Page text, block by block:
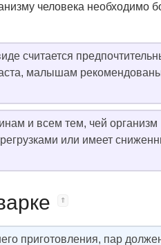
человека необходимо
считается
малышам
и всем тем, чей организм
или имеет
приготовления, пар